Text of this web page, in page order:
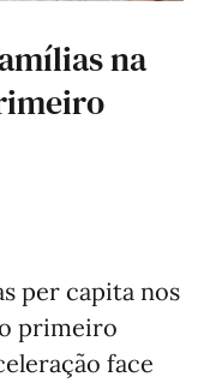
na
per capita nos
primeiro
face